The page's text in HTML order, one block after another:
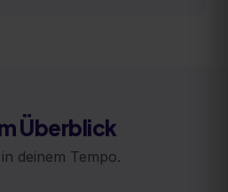
Überblick
deinem Tempo.